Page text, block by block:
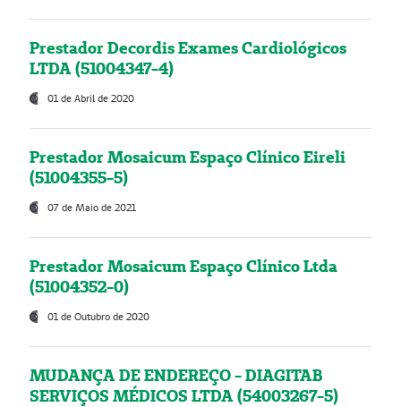
Prestador Decordis Exames Cardiológicos
LTDA (51004347-4)
01 de Abril de 2020
Prestador Mosaicum Espaço Clínico Eireli
(51004355-5)
07 de Maio de 2021
Prestador Mosaicum Espaço Clínico Ltda
(51004352-0)
01 de Outubro de 2020
MUDANÇA DE ENDEREÇO - DIAGITAB
SERVIÇOS MÉDICOS LTDA (54003267-5)